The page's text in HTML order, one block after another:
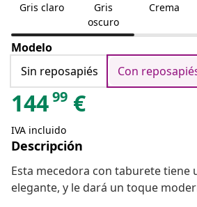
Gris claro
Gris
oscuro
Crema
Modelo
Sin reposapiés
Con
14499 €
IVA incluido
Descripción
Esta mecedora con taburete tiene
elegante, y le dará un toque